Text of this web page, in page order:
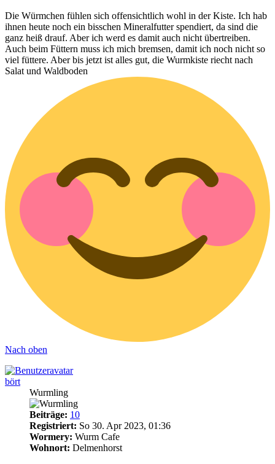
Die Würmchen fühlen sich offensichtlich wohl in der Kiste. Ich hab
ihnen heute noch ein bisschen Mineralfutter spendiert, da sind die
ganz heiß drauf. Aber ich werd es damit auch nicht übertreiben.
Auch beim Füttern muss ich mich bremsen, damit ich noch nicht so
viel füttere. Aber bis jetzt ist alles gut, die Wurmkiste riecht nach
Salat und Waldboden
Nach oben
bört
Wurmling
Beiträge: 10
Registriert: So 30. Apr 2023, 01:36
Wormery: Wurm Cafe
Wohnort: Delmenhorst